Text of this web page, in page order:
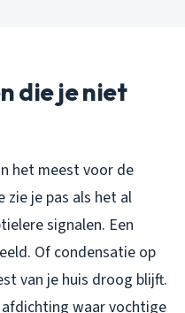
die je niet
het meest voor de
zie je pas als het al
signalen. Een
Of condensatie op
van je huis droog blijft.
waar vochtige